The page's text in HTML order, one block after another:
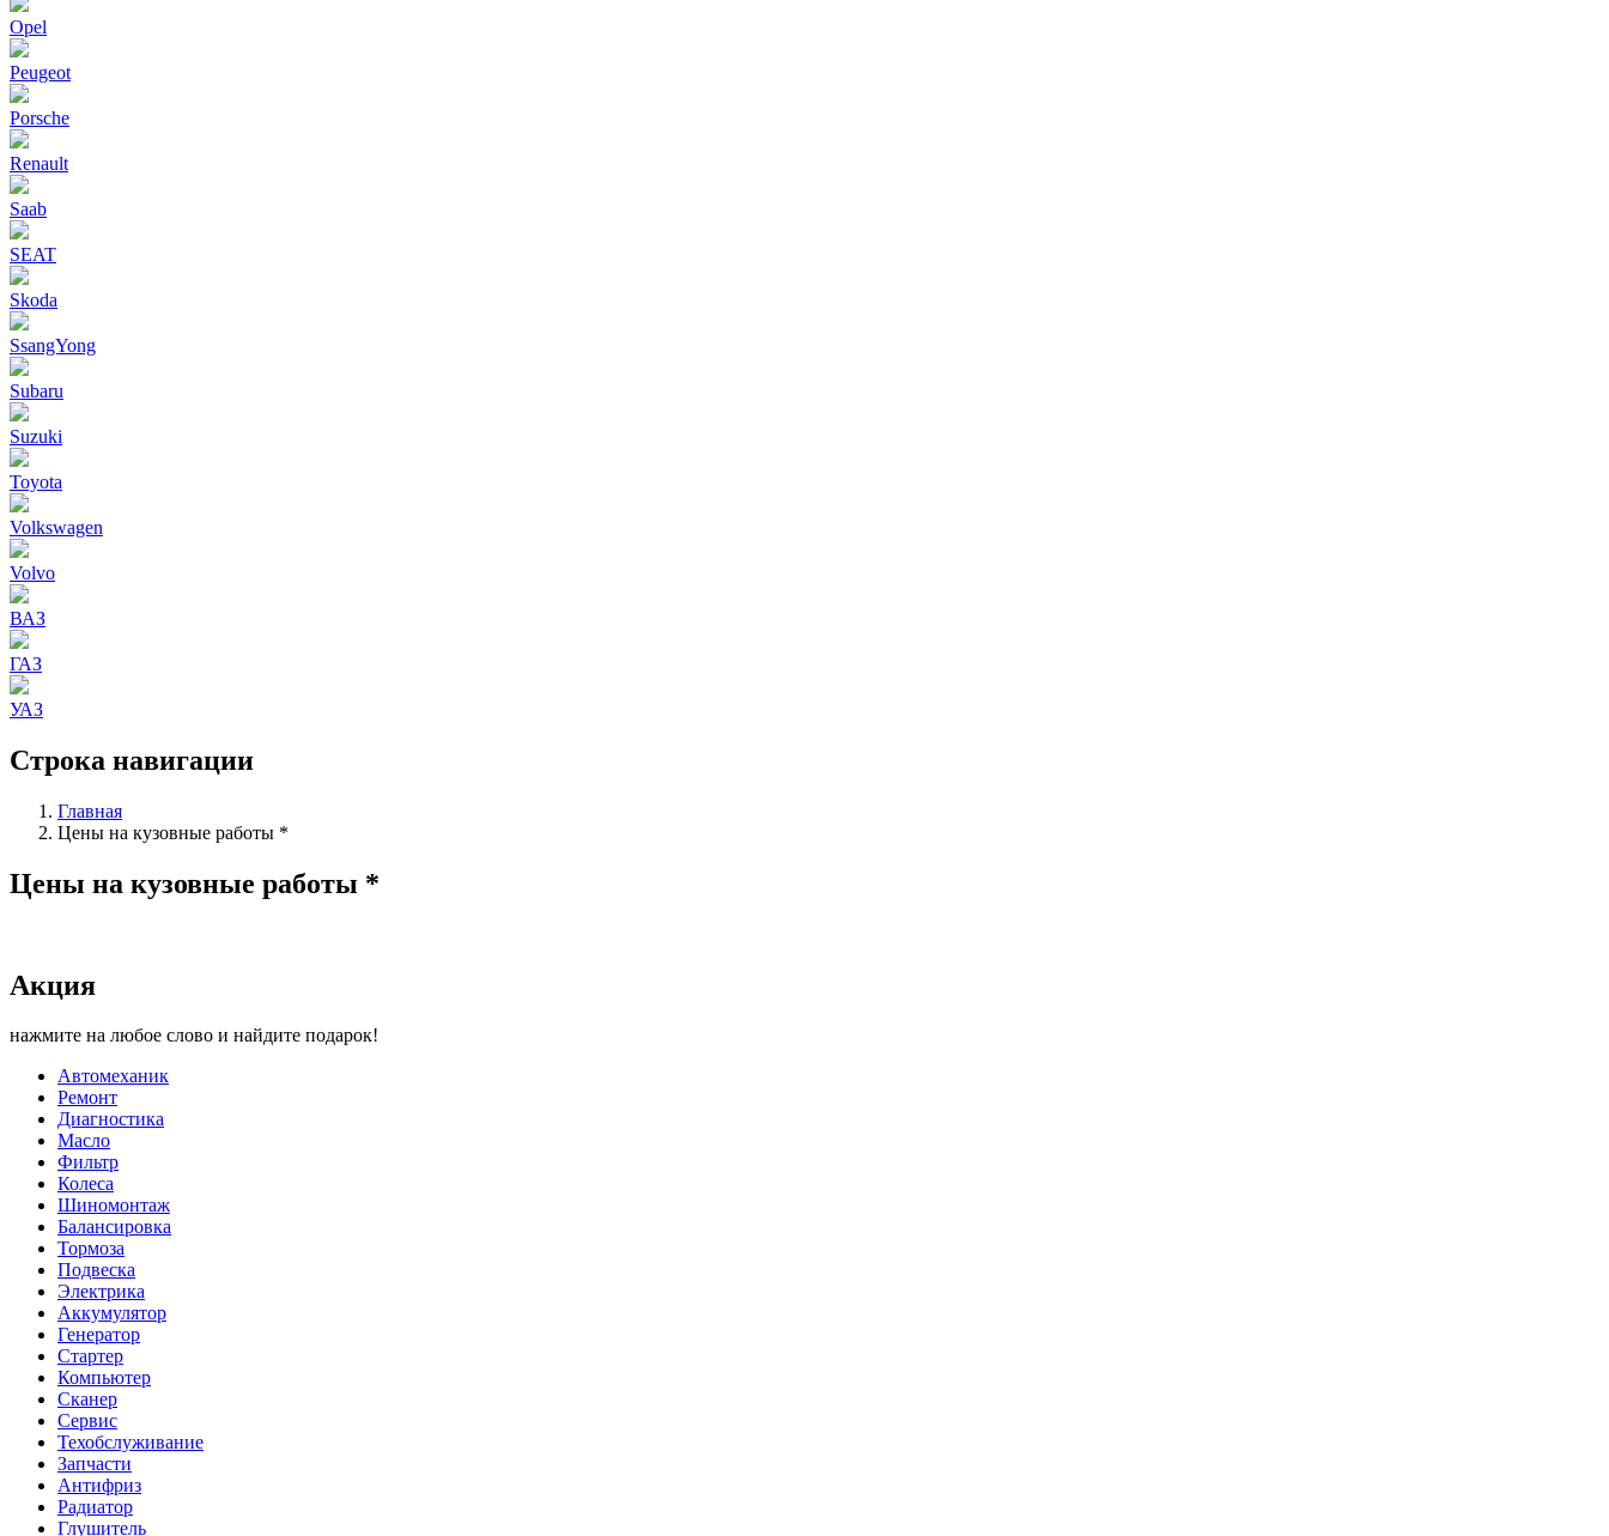
Opel
Peugeot
Porsche
Renault
Saab
SEAT
Skoda
SsangYong
Subaru
Suzuki
Toyota
Volkswagen
Volvo
ВАЗ
ГАЗ
УАЗ
Строка навигации
Главная
Цены на кузовные работы *
Цены на кузовные работы *
Акция
нажмите на любое слово и найдите подарок!
Автомеханик
Ремонт
Диагностика
Масло
Фильтр
Колеса
Шиномонтаж
Балансировка
Тормоза
Подвеска
Электрика
Аккумулятор
Генератор
Стартер
Компьютер
Сканер
Сервис
Техобслуживание
Запчасти
Антифриз
Радиатор
Глушитель